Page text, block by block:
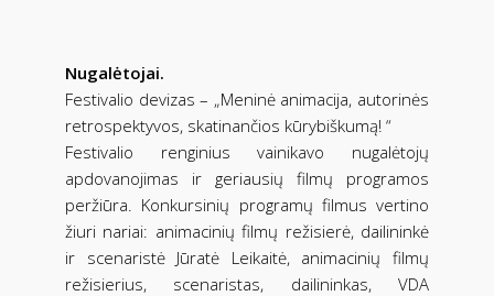
Nugalėtojai.
Festivalio devizas – „Meninė animacija, autorinės
retrospektyvos, skatinančios kūrybiškumą! “
Festivalio renginius vainikavo nugalėtojų
apdovanojimas ir geriausių filmų programos
peržiūra. Konkursinių programų filmus vertino
žiuri nariai: animacinių filmų režisierė, dailininkė
ir scenaristė Jūratė Leikaitė, animacinių filmų
režisierius, scenaristas, dailininkas, VDA